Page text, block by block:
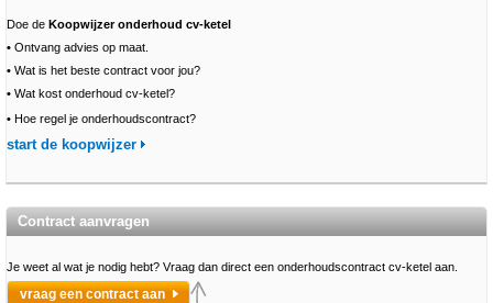
Doe de Koopwijzer onderhoud cv-ketel
• Ontvang advies op maat.
• Wat is het beste contract voor jou?
• Wat kost onderhoud cv-ketel?
• Hoe regel je onderhoudscontract?
start de koopwijzer
Contract aanvragen
Je weet al wat je nodig hebt? Vraag dan direct een onderhoudscontract cv-ketel aan.
vraag een contract aan